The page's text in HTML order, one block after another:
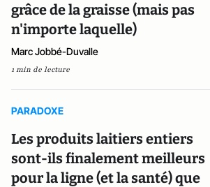
grâce de la graisse (mais pas
n'importe laquelle)
Marc Jobbé-Duvalle
1 min de lecture
PARADOXE
Les produits laitiers entiers
sont-ils finalement meilleurs
pour la ligne (et la santé) que